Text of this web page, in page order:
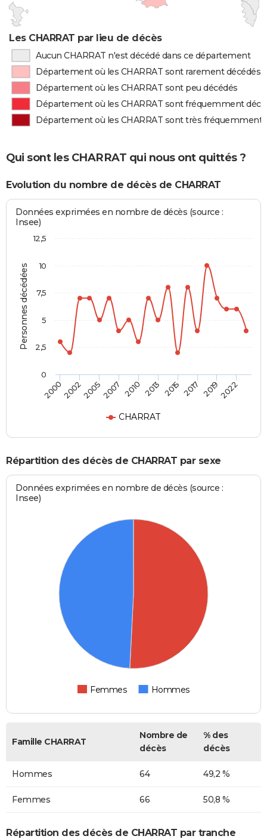
Les CHARRAT par lieu de décès
Aucun CHARRAT n'est décédé dans ce département
Département où les CHARRAT sont rarement décédés
Département où les CHARRAT sont peu décédés
Département où les CHARRAT sont fréquemment
Département où les CHARRAT sont très fréquemment
Qui sont les CHARRAT qui nous ont quittés ?
Evolution du nombre de décès de CHARRAT
Personnes décédées
Données exprimées en nombre de décès (source :
Insee)
CHARRAT
2000200220052007 2010 2013 2015 2017 20192022
0
2,5
5
7,5
10
12,5
Répartition des décès de CHARRAT par sexe
Données exprimées en nombre de décès (source :
Insee)
Femmes Hommes
Famille CHARRAT
Nombre de
décès
% des
décès
Hommes 64 49,2 %
Femmes 66 50,8 %
Répartition des décès de CHARRAT par tranche